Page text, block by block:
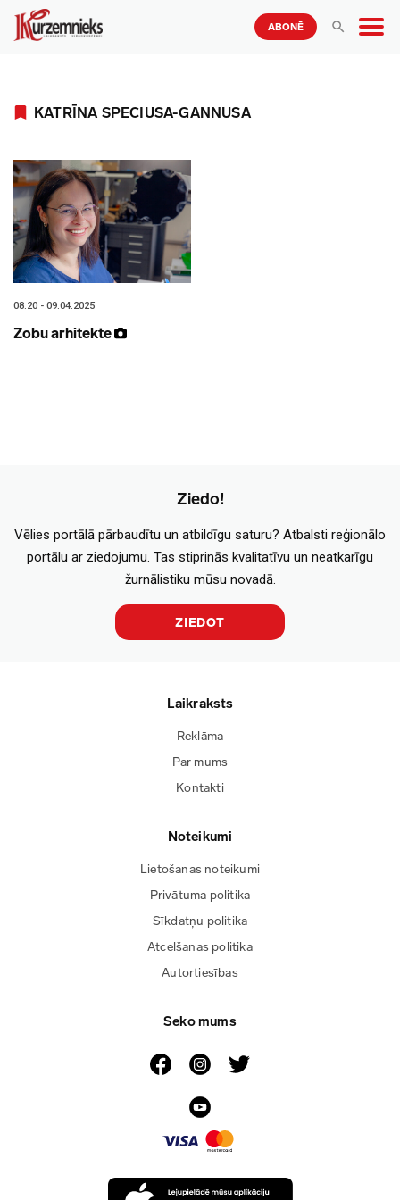
ABONĒ
KATRĪNA SPECIUSA-GANNUSA
08:20 - 09.04.2025
Zobu arhitekte
Ziedo!
Vēlies portālā pārbaudītu un atbildīgu saturu? Atbalsti reģionālo
portālu ar ziedojumu. Tas stiprinās kvalitatīvu un neatkarīgu
žurnālistiku mūsu novadā.
ZIEDOT
Laikraksts
Reklāma
Par mums
Kontakti
Noteikumi
Lietošanas noteikumi
Privātuma politika
Sīkdatņu politika
Atcelšanas politika
Autortiesības
Seko mums